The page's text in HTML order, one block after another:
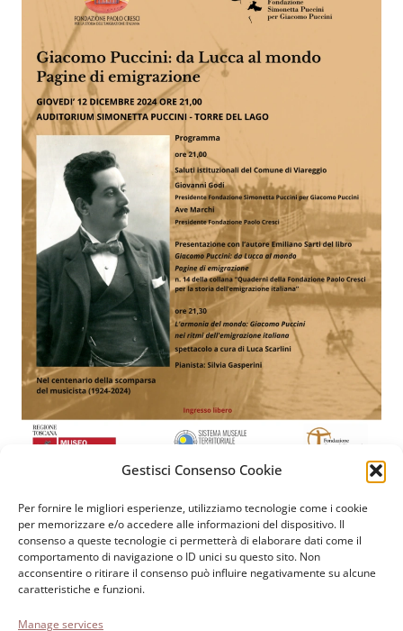
Gestisci Consenso Cookie
Per fornire le migliori esperienze, utilizziamo tecnologie come i cookie
per memorizzare e/o accedere alle informazioni del dispositivo. Il
consenso a queste tecnologie ci permetterà di elaborare dati come il
comportamento di navigazione o ID unici su questo sito. Non
acconsentire o ritirare il consenso può influire negativamente su alcune
caratteristiche e funzioni.
Manage services
Fondazione Paolo Cresciper la storia dell’emigrazione
italiana
Cortile Carrara, 1 - 55100 Lucca
Tel 0583 417483/4; Fax 0583 417770